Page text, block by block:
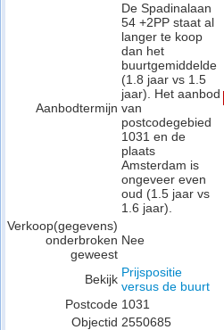
Aanbodtermijn
De Spadinalaan
54 +2PP staat al
langer te koop
dan het
buurtgemiddelde
(1.8 jaar vs 1.5
jaar). Het aanbod
van
postcodegebied
1031 en de
plaats
Amsterdam is
ongeveer even
oud (1.5 jaar vs
1.6 jaar).
Verkoop(gegevens)
onderbroken
geweest
Nee
Bekijk Prijspositie
versus de buurt
Postcode 1031
Objectid 2550685